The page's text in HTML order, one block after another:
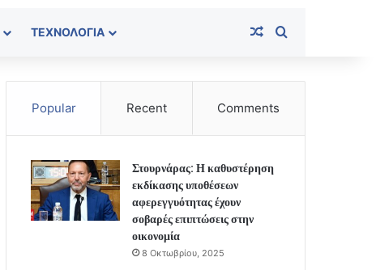
ΤΕΧΝΟΛΟΓΊΑ Random Article
Popular Recent Comments
Στουρνάρας: Η καθυστέρηση
εκδίκασης υποθέσεων
αφερεγγυότητας έχουν
σοβαρές επιπτώσεις στην
οικονομία
8 Οκτωβρίου, 2025